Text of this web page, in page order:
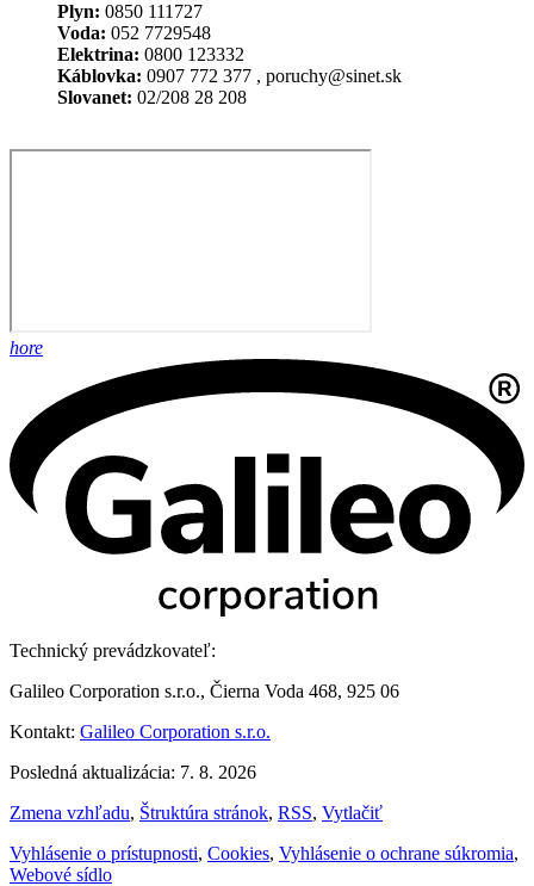
Plyn: 0850 111727
Voda: 052 7729548
Elektrina: 0800 123332
Káblovka: 0907 772 377 , poruchy@sinet.sk
Slovanet: 02/208 28 208
hore
Technický prevádzkovateľ:
Galileo Corporation s.r.o., Čierna Voda 468, 925 06
Kontakt: Galileo Corporation s.r.o.
Posledná aktualizácia: 7. 8. 2026
Zmena vzhľadu, Štruktúra stránok, RSS, Vytlačiť
Vyhlásenie o prístupnosti, Cookies, Vyhlásenie o ochrane súkromia,
Webové sídlo